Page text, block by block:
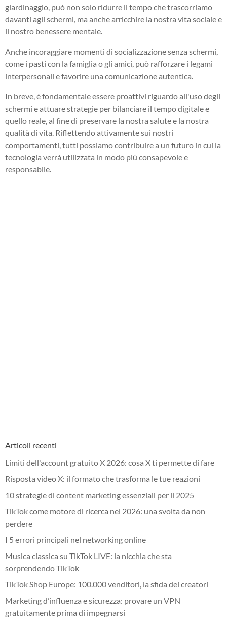
giardinaggio, può non solo ridurre il tempo che trascorriamo
davanti agli schermi, ma anche arricchire la nostra vita sociale e
il nostro benessere mentale.
Anche incoraggiare momenti di socializzazione senza schermi,
come i pasti con la famiglia o gli amici, può rafforzare i legami
interpersonali e favorire una comunicazione autentica.
In breve, è fondamentale essere proattivi riguardo all'uso degli
schermi e attuare strategie per bilanciare il tempo digitale e
quello reale, al fine di preservare la nostra salute e la nostra
qualità di vita. Riflettendo attivamente sui nostri
comportamenti, tutti possiamo contribuire a un futuro in cui la
tecnologia verrà utilizzata in modo più consapevole e
responsabile.
Articoli recenti
Limiti dell'account gratuito X 2026: cosa X ti permette di fare
Risposta video X: il formato che trasforma le tue reazioni
10 strategie di content marketing essenziali per il 2025
TikTok come motore di ricerca nel 2026: una svolta da non
perdere
I 5 errori principali nel networking online
Musica classica su TikTok LIVE: la nicchia che sta
sorprendendo TikTok
TikTok Shop Europe: 100.000 venditori, la sfida dei creatori
Marketing d’influenza e sicurezza: provare un VPN
gratuitamente prima di impegnarsi